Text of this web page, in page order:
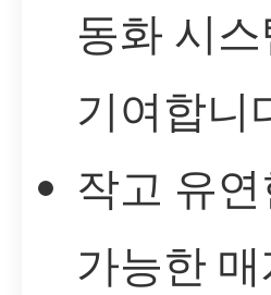
동화 시
기여합니
작고 유
가능한